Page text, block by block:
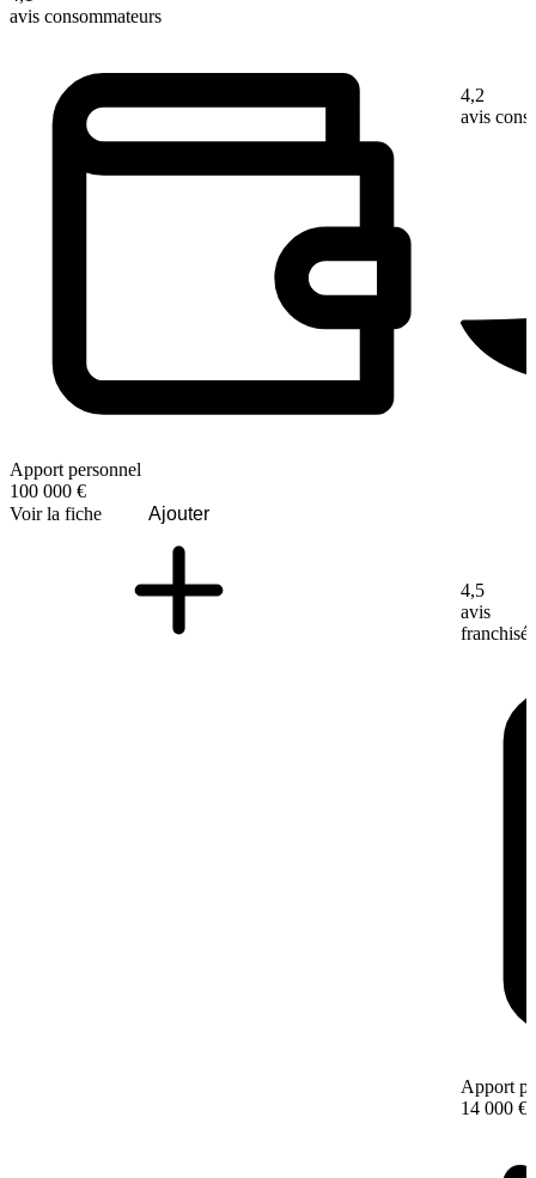
avis consommateurs
Apport personnel
100 000 €
Voir la fiche
Ajouter
4,2
avis
4,5
avis
franchisé
Apport
14 000 €